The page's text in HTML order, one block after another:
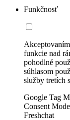
Funkčnosť
funkcie nad
pohodlné
súhlasom
služby tretích
Google Tag
Consent
Freshchat